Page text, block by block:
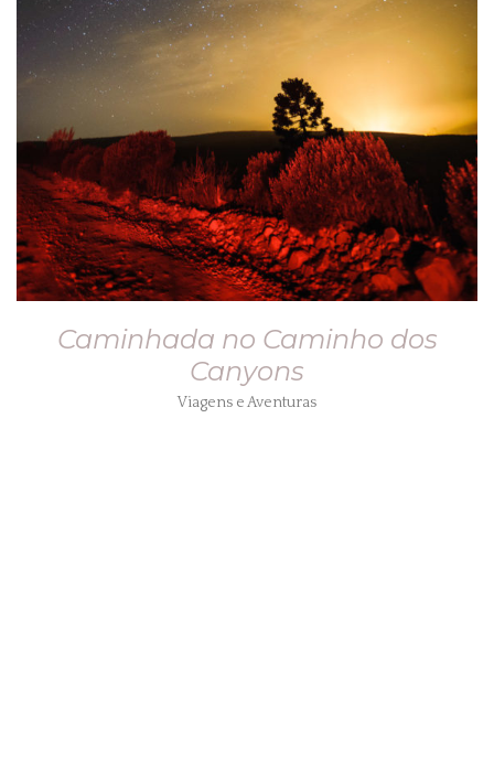
Caminhada no Caminho dos
Canyons
Viagens e Aventuras